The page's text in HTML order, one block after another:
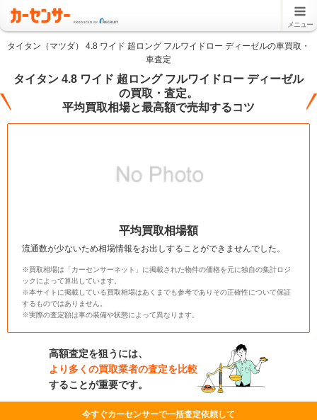
メニュー
タイタン（マツダ） 4.8 ワイド 超ロング フルワイドロー ディーゼルの車買取・
車査定
タイタン 4.8 ワイド 超ロング フルワイドロー ディーゼル
の買取・査定。
平均買取相場と最高額で売却するコツ
平均買取相場額
流通数が少ないため相場情報をお出しすることができませんでした。
※買取相場は「カーセンサーネット」に掲載された物件の価格を元に独自の集計ロジ
ックによって算出しています。
※本サイトに掲載している買取相場はあくまでも参考でありその正確性について保証
するものではありません。
※実際の査定額は車の装備や状態によって異なります。
高額査定を狙うには、
より多くの買取業者の査定を比較
することが重要です。
今すぐカーセンサーで一括査定依頼して